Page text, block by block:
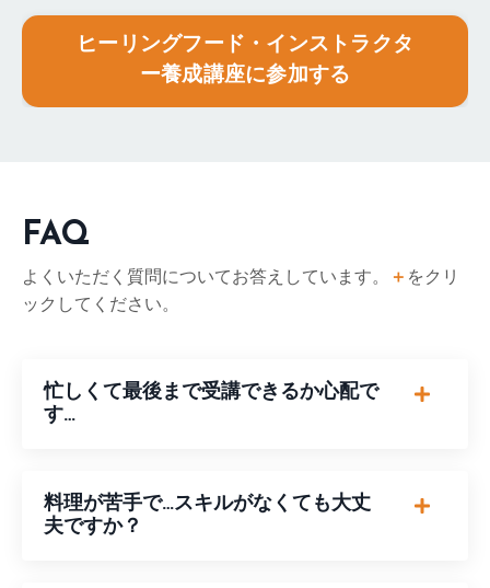
ヒーリングフード・インストラクタ
ー養成講座に参加する
FAQ
よくいただく質問についてお答えしています。 ＋ をクリ
ックしてください。
忙しくて最後まで受講できるか心配で
す…
料理が苦手で…スキルがなくても大丈
夫ですか？